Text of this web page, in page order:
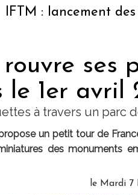
lancement des
ses
1er avril
à travers un parc
un petit tour de
des monuments
le Mardi 7